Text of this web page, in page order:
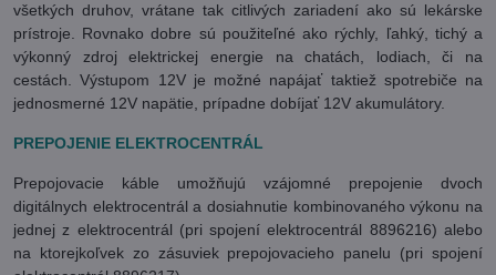
všetkých druhov, vrátane tak citlivých zariadení ako sú lekárske
prístroje. Rovnako dobre sú použiteľné ako rýchly, ľahký, tichý a
výkonný zdroj elektrickej energie na chatách, lodiach, či na
cestách. Výstupom 12V je možné napájať taktiež spotrebiče na
jednosmerné 12V napätie, prípadne dobíjať 12V akumulátory.
PREPOJENIE ELEKTROCENTRÁL
Prepojovacie káble umožňujú vzájomné prepojenie dvoch
digitálnych elektrocentrál a dosiahnutie kombinovaného výkonu na
jednej z elektrocentrál (pri spojení elektrocentrál 8896216) alebo
na ktorejkoľvek zo zásuviek prepojovacieho panelu (pri spojení